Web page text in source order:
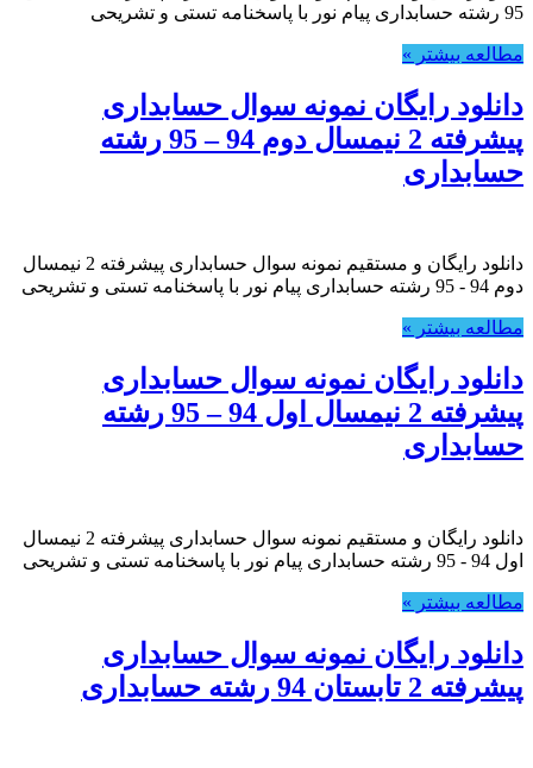
95 رشته حسابداری پیام نور با پاسخنامه تستی و تشریحی
مطالعه بیشتر »
دانلود رایگان نمونه سوال حسابداری
پیشرفته 2 نیمسال دوم 94 – 95 رشته
حسابداری
دانلود رایگان و مستقیم نمونه سوال حسابداری پیشرفته 2 نیمسال
دوم 94 - 95 رشته حسابداری پیام نور با پاسخنامه تستی و تشریحی
مطالعه بیشتر »
دانلود رایگان نمونه سوال حسابداری
پیشرفته 2 نیمسال اول 94 – 95 رشته
حسابداری
دانلود رایگان و مستقیم نمونه سوال حسابداری پیشرفته 2 نیمسال
اول 94 - 95 رشته حسابداری پیام نور با پاسخنامه تستی و تشریحی
مطالعه بیشتر »
دانلود رایگان نمونه سوال حسابداری
پیشرفته 2 تابستان 94 رشته حسابداری